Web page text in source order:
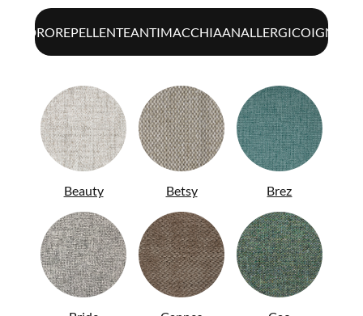
ENG
IDROREPELLENTEANTIMACCHIAANALLERGICO
Beauty Betsy Brez